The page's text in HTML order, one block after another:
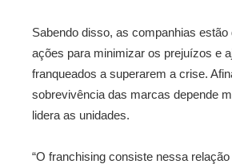
Sabendo disso, as companhias
ações para minimizar os prejuízos e
franqueados a superarem a crise.
sobrevivência das marcas depende
lidera as unidades.
“O franchising consiste nessa